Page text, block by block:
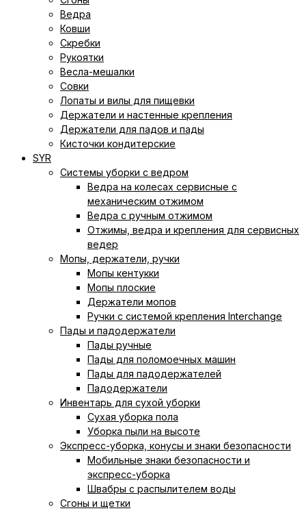
Ведра
Ковши
Скребки
Рукоятки
Весла-мешалки
Совки
Лопаты и вилы для пищевки
Держатели и настенные крепления
Держатели для падов и пады
Кисточки кондитерские
SYR
Системы уборки с ведром
Ведра на колесах сервисные с
механическим отжимом
Ведра с ручным отжимом
Отжимы, ведра и крепления для сервисных
ведер
Мопы, держатели, ручки
Мопы кентукки
Мопы плоские
Держатели мопов
Ручки с системой крепления Interchange
Пады и падодержатели
Пады ручные
Пады для поломоечных машин
Пады для падодержателей
Падодержатели
Инвентарь для сухой уборки
Сухая уборка пола
Уборка пыли на высоте
Экспресс-уборка, конусы и знаки безопасности
Мобильные знаки безопасности и
экспресс-уборка
Швабры с распылителем воды
Сгоны и щетки